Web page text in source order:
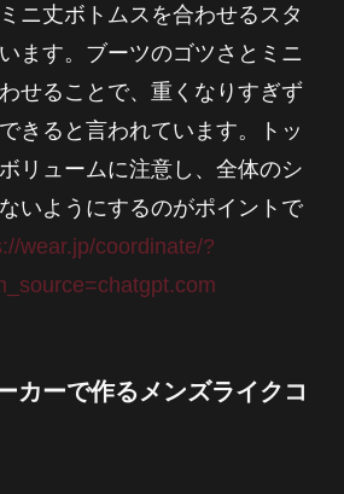
ニ丈ボトムスを合わせるスタ
ます。ブーツのゴツさとミニ
せることで、重くなりすぎず
きると言われています。トッ
リュームに注意し、全体のシ
いようにするのがポイントで
wear.jp/coordinate/?
カーで作るメンズライクコ